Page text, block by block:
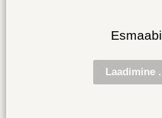
Esmaabi